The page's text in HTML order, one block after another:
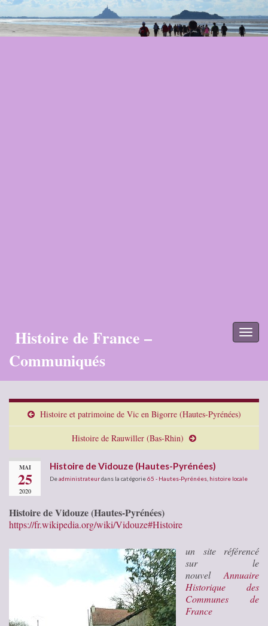
Histoire de France –
Communiqués
Histoire et patrimoine de Vic en Bigorre (Hautes-Pyrénées)
Histoire de Rauwiller (Bas-Rhin)
MAI
25
2020
Histoire de Vidouze (Hautes-Pyrénées)
Deadministrateurdans la catégorie65 - Hautes-Pyrénées histoire locale
Histoire de Vidouze (Hautes-Pyrénées)
https://fr.wikipedia.org/wiki/Vidouze#Histoire
un site référencé
sur le
nouvel Annuaire
Historique des
Communes de
France